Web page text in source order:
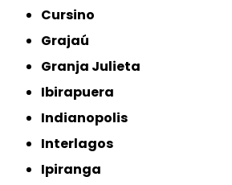
Cursino
Grajaú
Granja Julieta
Ibirapuera
Indianopolis
Interlagos
Ipiranga